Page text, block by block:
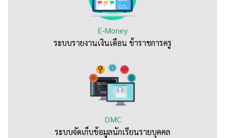
E-Money
ระบบรายงานเงินเดือน ข้าราชการครู
DMC
ระบบจัดเก็บข้อมูลนักเรียนรายบุคคล